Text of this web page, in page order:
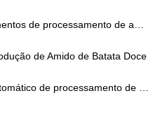
processamento de amido de Kudzu?
de Amido de Batata Doce
de mandioca é a escolha racional dos grandes fabricantes